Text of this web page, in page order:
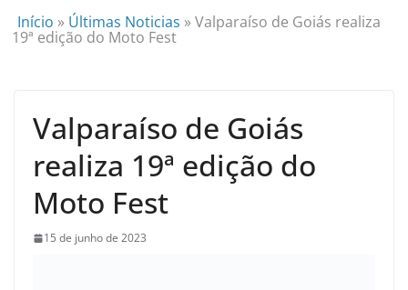
Início » Últimas Noticias »Valparaíso de Goiás realiza
19ª edição do Moto Fest
Valparaíso de Goiás
realiza 19ª edição do
Moto Fest
15 de junho de 2023